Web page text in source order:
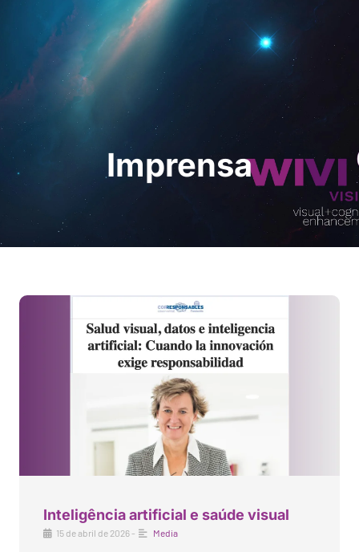
Pedir uma
demonstração
Imprensa
Inteligência artificial e saúde visual
15 de abril de 2026- Media